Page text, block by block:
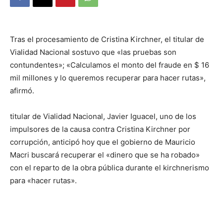
::
Verdad
Tras el procesamiento de Cristina Kirchner, el titular de
Vialidad Nacional sostuvo que «las pruebas son
contundentes»; «Calculamos el monto del fraude en $ 16
mil millones y lo queremos recuperar para hacer rutas»,
afirmó.
titular de Vialidad Nacional, Javier Iguacel, uno de los
impulsores de la causa contra Cristina Kirchner por
corrupción, anticipó hoy que el gobierno de Mauricio
Macri buscará recuperar el «dinero que se ha robado»
con el reparto de la obra pública durante el kirchnerismo
para «hacer rutas».